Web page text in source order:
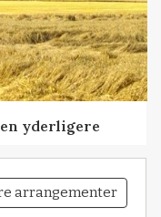
yderligere
arrangementer